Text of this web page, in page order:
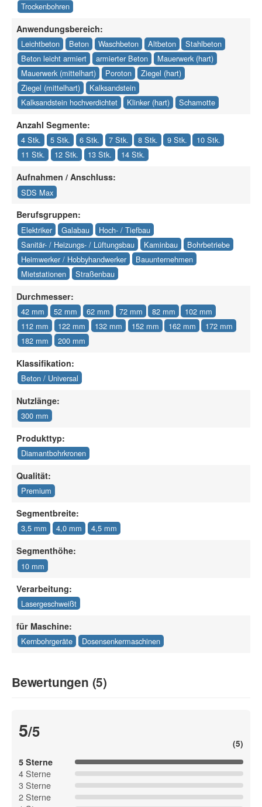
Trockenbohren
Anwendungsbereich:
Leichtbeton Beton Waschbeton Altbeton
Stahlbeton
Beton leicht armiert
armierter Beton
Mauerwerk (hart)
Mauerwerk (mittelhart)
Poroton
Ziegel (hart)
Ziegel (mittelhart)
Kalksandstein
Kalksandstein hochverdichtet
Klinker (hart) Schamotte
Anzahl Segmente:
4 Stk. 5 Stk. 6 Stk. 7 Stk. 8 Stk. 9 Stk.
10 Stk.
11 Stk.
12 Stk. 13 Stk. 14 Stk.
Aufnahmen / Anschluss:
SDS Max
Berufsgruppen:
Elektriker Galabau
Hoch- / Tiefbau
Sanitär- / Heizungs- / Lüftungsbau
Kaminbau
Bohrbetriebe
Heimwerker / Hobbyhandwerker
Bauunternehmen
Mietstationen
Straßenbau
Durchmesser:
42 mm 52 mm 62 mm 72 mm 82 mm
102 mm
112 mm
122 mm 132 mm 152 mm 162 mm
172 mm
182 mm
200 mm
Klassifikation:
Beton / Universal
Nutzlänge:
300 mm
Produkttyp:
Diamantbohrkronen
Qualität:
Premium
Segmentbreite:
3,5 mm 4,0 mm 4,5 mm
Segmenthöhe:
10 mm
Verarbeitung:
Lasergeschweißt
für Maschine:
Kernbohrgeräte Dosensenkermaschinen
Bewertungen (5)
5/5
(5)
5 Sterne
4 Sterne
3 Sterne
2 Sterne